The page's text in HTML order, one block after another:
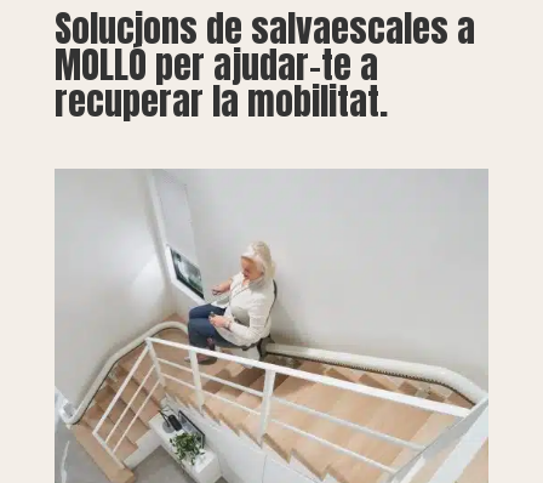
Solucions de salvaescales a
MOLLÓ per ajudar-te a
recuperar la mobilitat.